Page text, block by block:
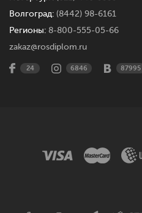
Волгоград: (8442) 98-6161
Регионы: 8-800-555-05-66
zakaz@rosdiplom.ru
24 6846 87995